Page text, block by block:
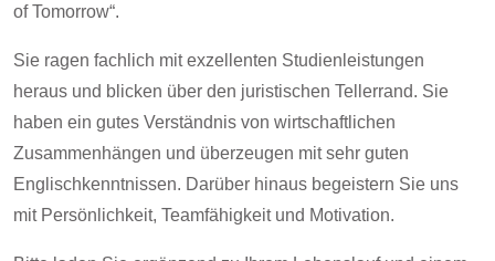
of Tomorrow“.
Sie ragen fachlich mit exzellenten Studienleistungen
heraus und blicken über den juristischen Tellerrand. Sie
haben ein gutes Verständnis von wirtschaftlichen
Zusammenhängen und überzeugen mit sehr guten
Englischkenntnissen. Darüber hinaus begeistern Sie uns
mit Persönlichkeit, Teamfähigkeit und Motivation.